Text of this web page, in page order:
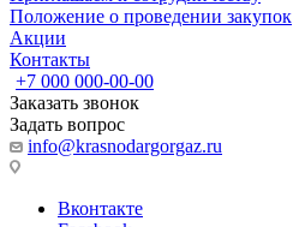
Положение о проведении закупок
Акции
Контакты
+7 000 000-00-00
Заказать звонок
Задать вопрос
info@krasnodargorgaz.ru
Вконтакте